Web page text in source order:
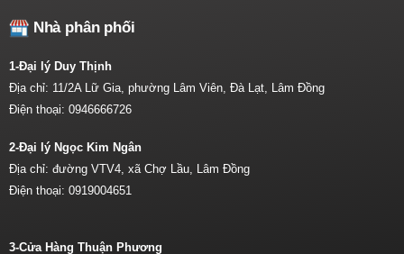
Nhà phân phối
1-Đại lý Duy Thịnh
Địa chỉ: 11/2A Lữ Gia, phường Lâm Viên, Đà Lạt, Lâm Đồng
Điện thoại: 0946666726
2-Đại lý Ngọc Kim Ngân
Địa chỉ: đường VTV4, xã Chợ Lầu, Lâm Đồng
Điện thoại: 0919004651
3-Cửa Hàng Thuận Phương